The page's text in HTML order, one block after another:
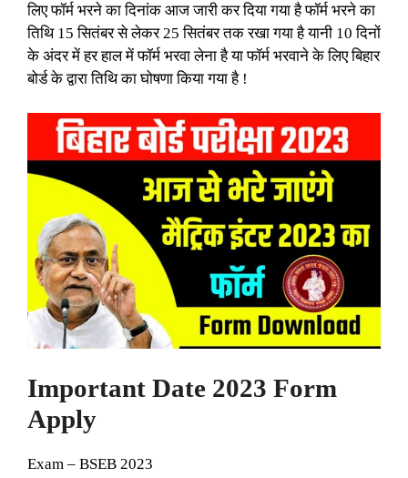
लिए फॉर्म भरने का दिनांक आज जारी कर दिया गया है फॉर्म भरने का
तिथि 15 सितंबर से लेकर 25 सितंबर तक रखा गया है यानी 10 दिनों
के अंदर में हर हाल में फॉर्म भरवा लेना है या फॉर्म भरवाने के लिए बिहार
बोर्ड के द्वारा तिथि का घोषणा किया गया है !
Important Date 2023 Form
Apply
Exam – BSEB 2023